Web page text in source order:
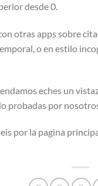
desde 0.
otras apps sobre
o en estilo
eches un
probadas por
por la pagina